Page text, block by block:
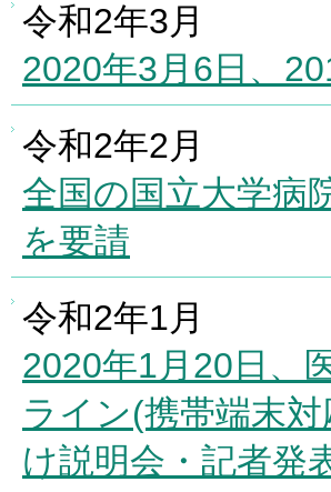
令和2年3月
2020年3月6日、
令和2年2月
全国の国立大学病
を要請
令和2年1月
2020年1月20日、
ライン(携帯端末
け説明会・記者発